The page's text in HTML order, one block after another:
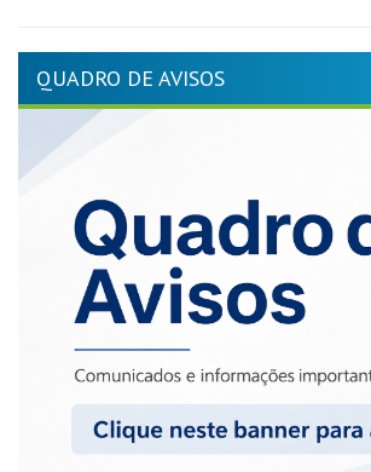
QUADRO DE AVISOS